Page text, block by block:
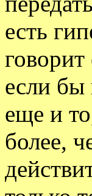
есть
если бы
еще и
более,